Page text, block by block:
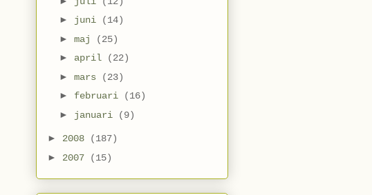
► juni
(14)
► maj
(25)
► april
(22)
► mars
(23)
► februari
(16)
► januari (9)
► 2008
(187)
► 2007 (15)